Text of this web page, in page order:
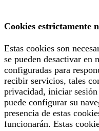
Cookies estrictamente
Estas cookies son
se pueden desactivar en
configuradas para
recibir servicios, tales
privacidad, iniciar
puede configurar su
presencia de estas
funcionarán. Estas